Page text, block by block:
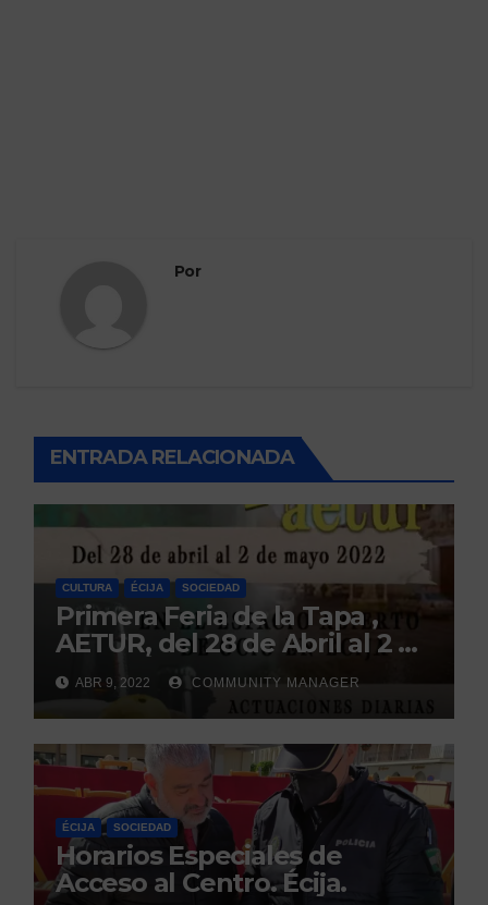
Por
ENTRADA RELACIONADA
CULTURA ÉCIJA SOCIEDAD
Primera Feria de la Tapa ,
AETUR, del 28 de Abril al 2 de
Mayo. Écija.
ABR 9, 2022 COMMUNITY MANAGER
ÉCIJA SOCIEDAD
Horarios Especiales de
Acceso al Centro. Écija.